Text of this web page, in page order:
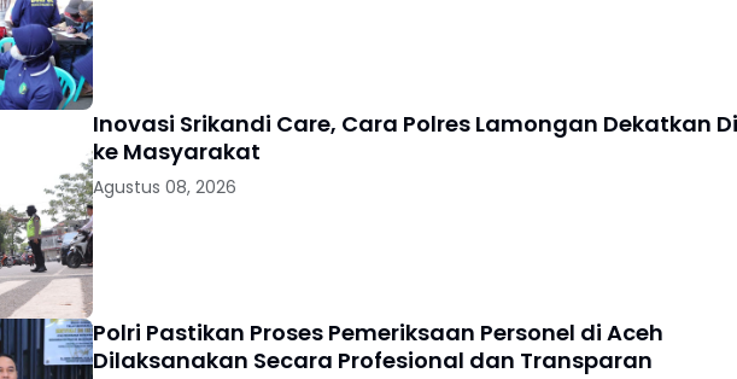
Inovasi Srikandi Care, Cara Polres Lamongan Dekatkan
ke Masyarakat
Agustus 08, 2026
Polri Pastikan Proses Pemeriksaan Personel di Aceh
Dilaksanakan Secara Profesional dan Transparan